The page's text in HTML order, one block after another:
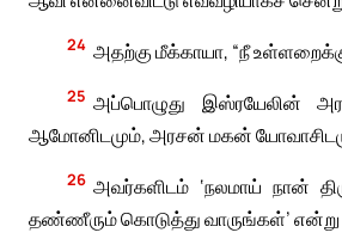
24 அதற்கு மீக்காயா, “நீ
25 அப்பொழுது இஸ்ரயேலின்
ஆமோனிடமும், அரசன் மகன்
26 அவர்களிடம் ‘நலமாய் நான்
தண்ணீரும் கொடுத்து வாருங்கள்’ என்று